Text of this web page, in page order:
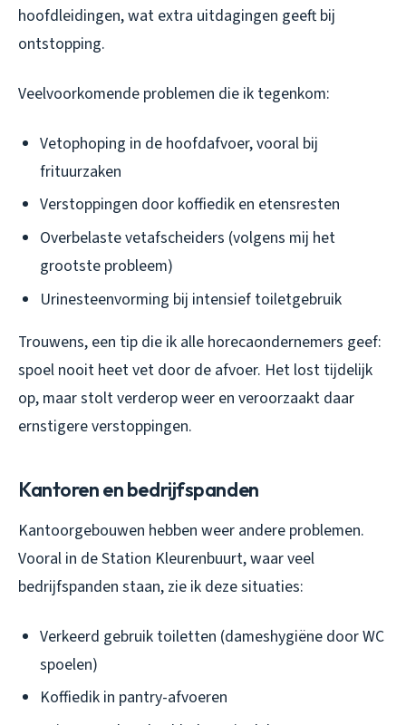
hoofdleidingen, wat extra uitdagingen geeft bij
ontstopping.
Veelvoorkomende problemen die ik tegenkom:
Vetophoping in de hoofdafvoer, vooral bij
frituurzaken
Verstoppingen door koffiedik en etensresten
Overbelaste vetafscheiders (volgens mij het
grootste probleem)
Urinesteenvorming bij intensief toiletgebruik
Trouwens, een tip die ik alle horecaondernemers geef:
spoel nooit heet vet door de afvoer. Het lost tijdelijk
op, maar stolt verderop weer en veroorzaakt daar
ernstigere verstoppingen.
Kantoren en bedrijfspanden
Kantoorgebouwen hebben weer andere problemen.
Vooral in de Station Kleurenbuurt, waar veel
bedrijfspanden staan, zie ik deze situaties:
Verkeerd gebruik toiletten (dameshygiëne door WC
spoelen)
Koffiedik in pantry-afvoeren